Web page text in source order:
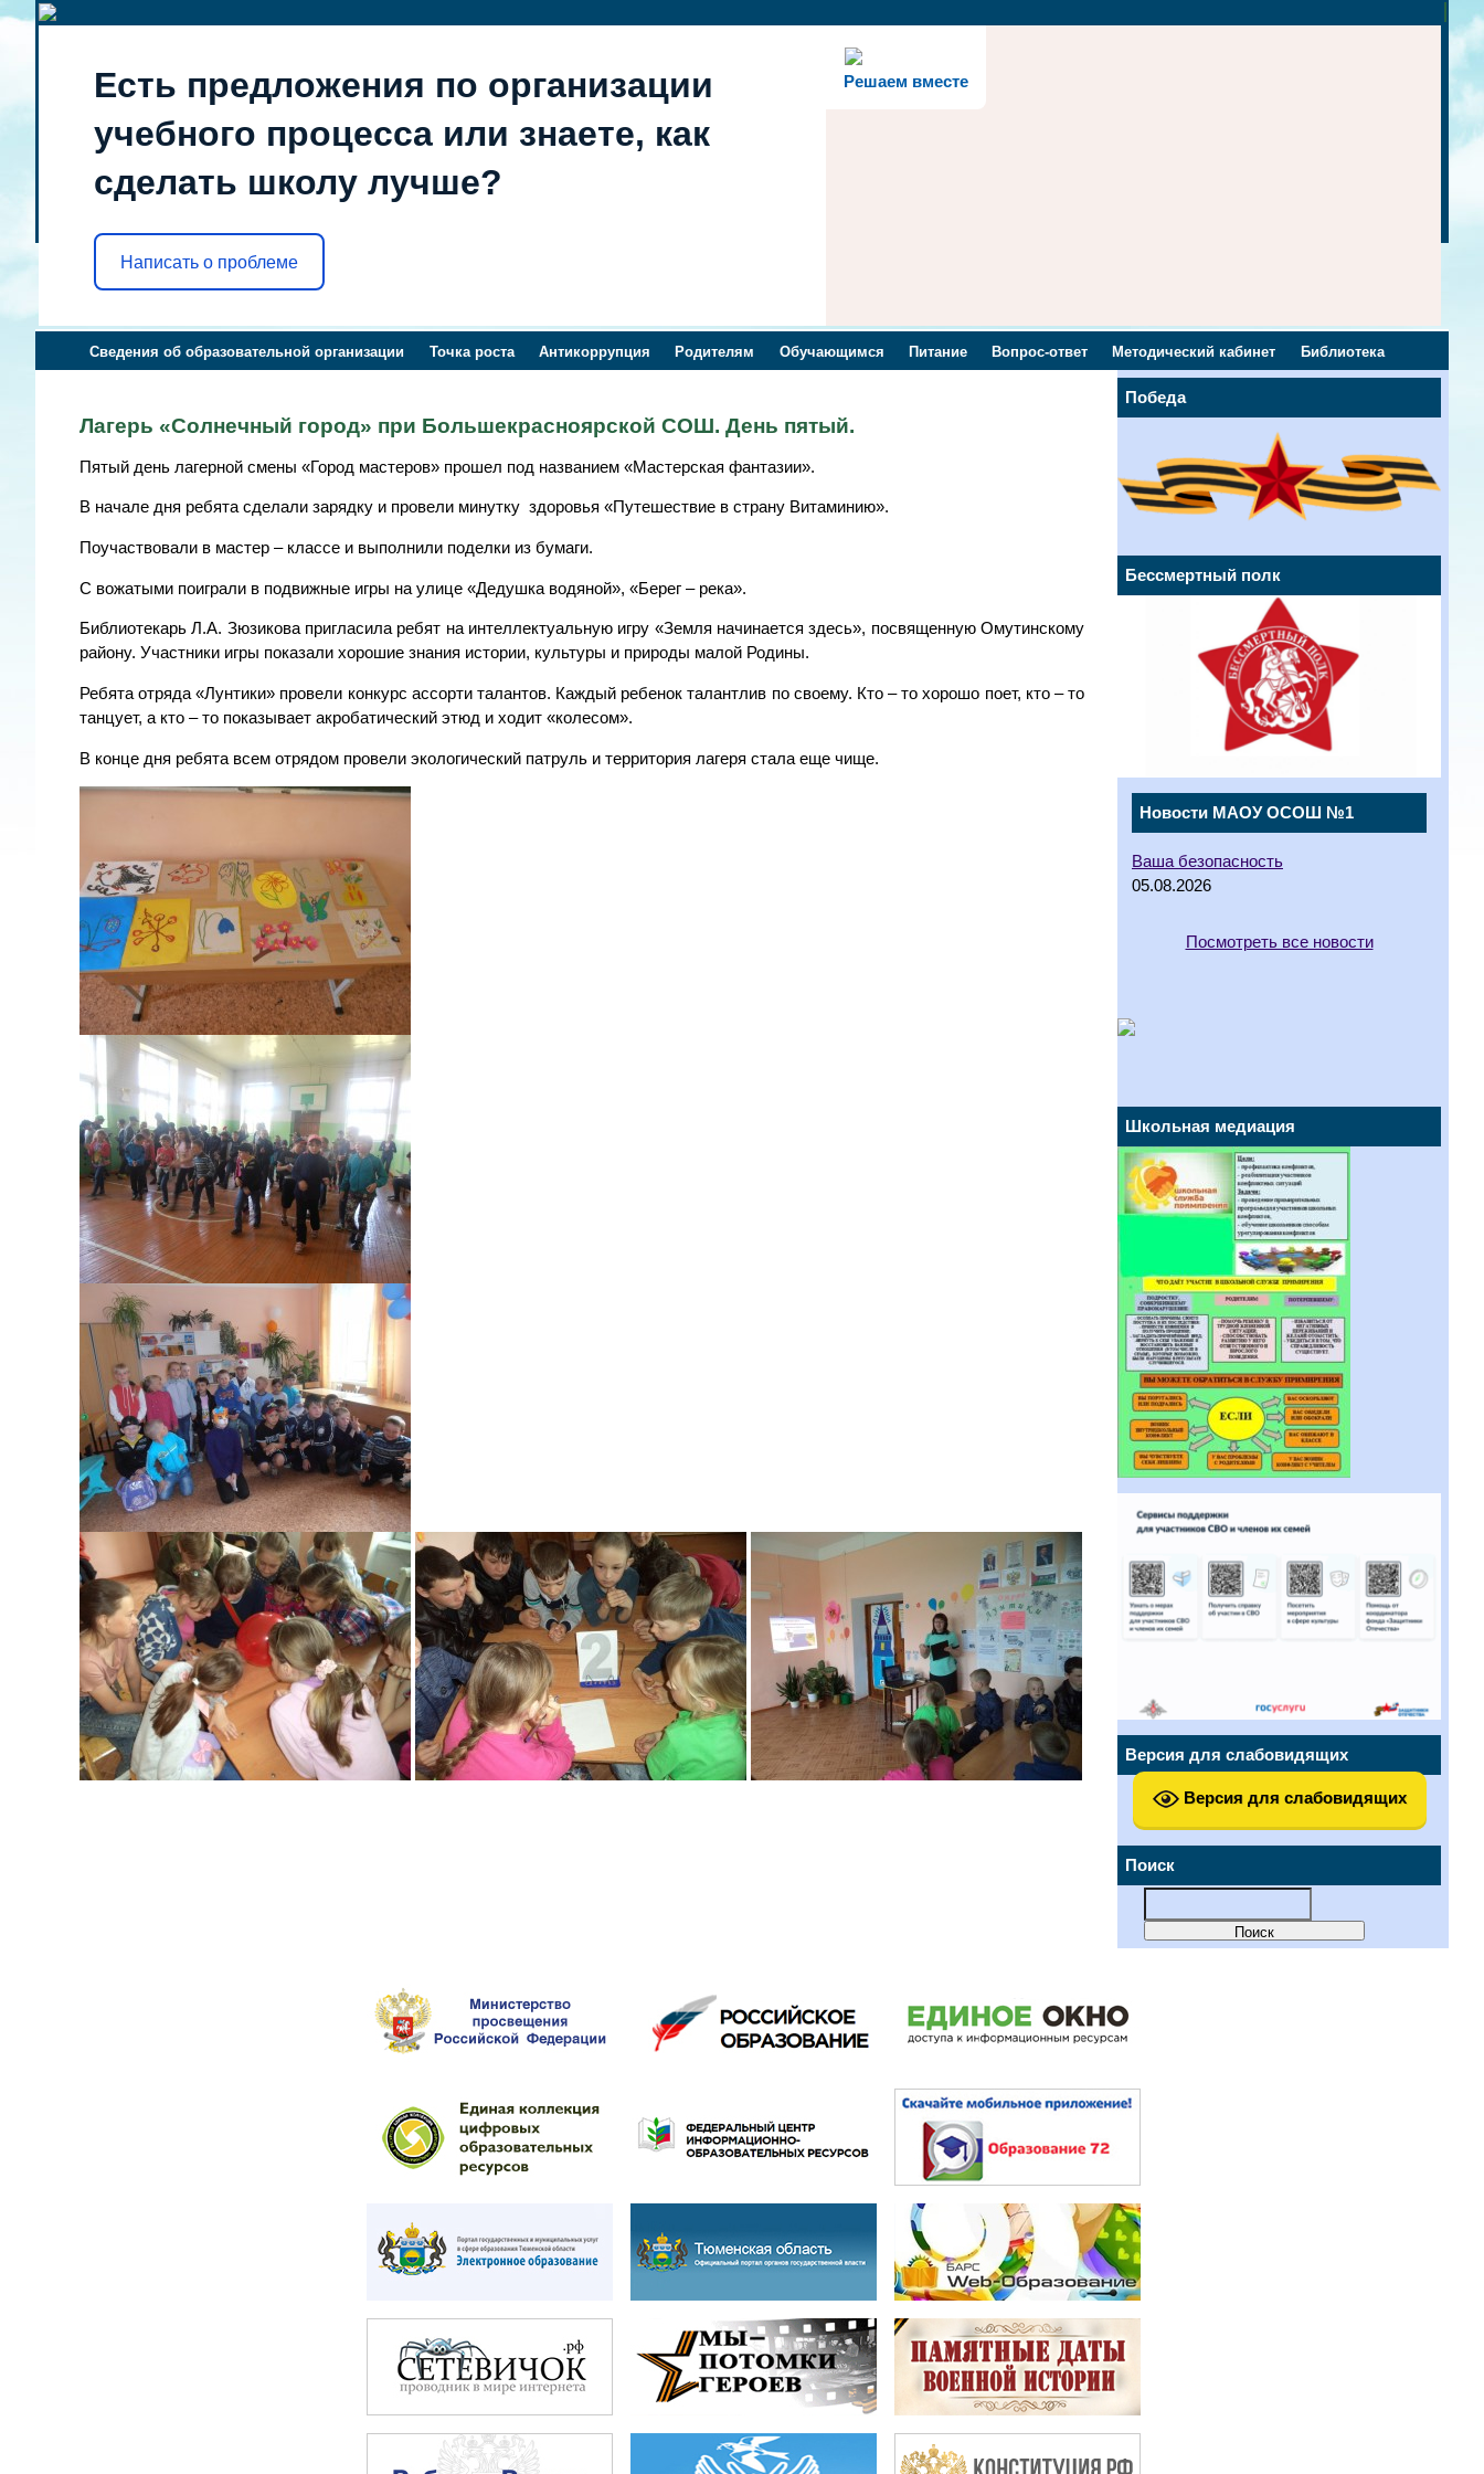
Решаем вместе
Есть предложения по организации
учебного процесса или знаете, как
сделать школу лучше?
Написать о проблеме
Сведения об образовательной организации Точка роста Антикоррупция Родителям Обучающимся Питание Вопрос-ответ Методический кабинет Библиотека
Победа
Бессмертный полк
Новости МАОУ ОСОШ №1
Ваша безопасность
05.08.2026
Посмотреть все новости
Школьная медиация
Версия для слабовидящих
Версия для слабовидящих
Поиск
Лагерь «Солнечный город» при Большекрасноярской СОШ. День пятый.
Пятый день лагерной смены «Город мастеров» прошел под названием «Мастерская фантазии».
В начале дня ребята сделали зарядку и провели минутку здоровья «Путешествие в страну Витаминию».
Поучаствовали в мастер – классе и выполнили поделки из бумаги.
С вожатыми поиграли в подвижные игры на улице «Дедушка водяной», «Берег – река».
Библиотекарь Л.А. Зюзикова пригласила ребят на интеллектуальную игру «Земля начинается здесь», посвященную Омутинскому
району. Участники игры показали хорошие знания истории, культуры и природы малой Родины.
Ребята отряда «Лунтики» провели конкурс ассорти талантов. Каждый ребенок талантлив по своему. Кто – то хорошо поет, кто – то
танцует, а кто – то показывает акробатический этюд и ходит «колесом».
В конце дня ребята всем отрядом провели экологический патруль и территория лагеря стала еще чище.